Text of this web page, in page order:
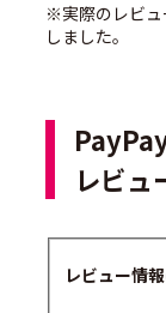
※実際のレビュ
しました。
レビュ
レビュー情